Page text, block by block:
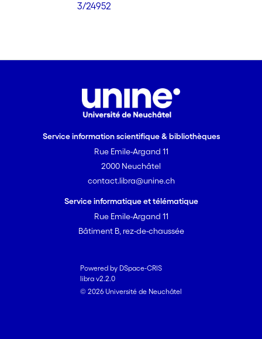
3/24952
Service information scientifique & bibliothèques
Rue Emile-Argand 11
2000 Neuchâtel
contact.libra@unine.ch
Service informatique et télématique
Rue Emile-Argand 11
Bâtiment B, rez-de-chaussée
Powered by DSpace-CRIS
libra v2.2.0
© 2026 Université de Neuchâtel